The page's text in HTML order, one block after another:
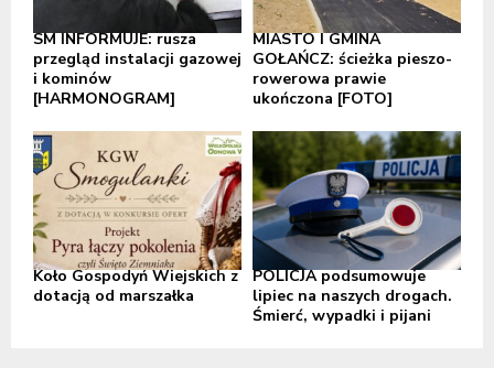
SM INFORMUJE: rusza
przegląd instalacji gazowej
i kominów
[HARMONOGRAM]
MIASTO I GMINA
GOŁAŃCZ: ścieżka pieszo-
rowerowa prawie
ukończona [FOTO]
Koło Gospodyń Wiejskich z
dotacją od marszałka
POLICJA podsumowuje
lipiec na naszych drogach.
Śmierć, wypadki i pijani